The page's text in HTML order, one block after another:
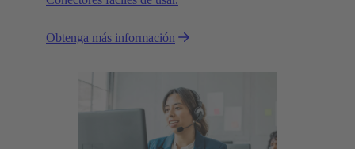
Obtenga más información